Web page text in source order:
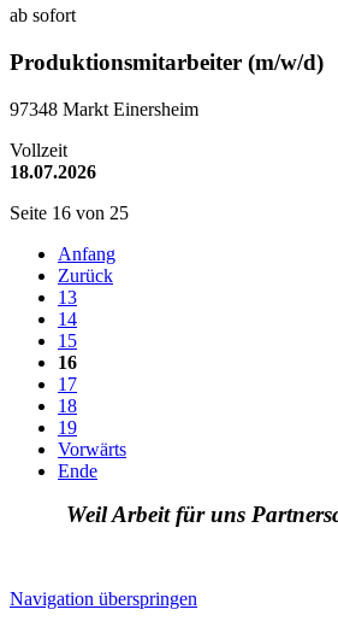
ab sofort
Produktionsmitarbeiter (m/w/d)
97348 Markt Einersheim
Vollzeit
18.07.2026
Seite 16 von 25
Anfang
Zurück
13
14
15
16
17
18
19
Vorwärts
Ende
Weil Arbeit für uns
Navigation überspringen